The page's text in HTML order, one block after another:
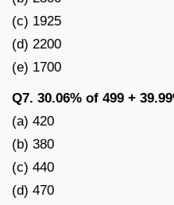
(c) 1925
(d) 2200
(e) 1700
Q7. 30.06% of 499 +
(a) 420
(b) 380
(c) 440
(d) 470